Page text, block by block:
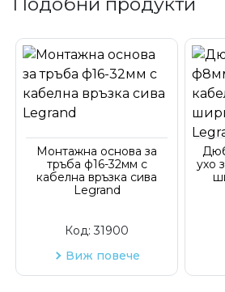
Монтажна основа за
тръба ф16-32мм с
кабелна връзка сива
Legrand
Код:31900
Виж повече
ухо